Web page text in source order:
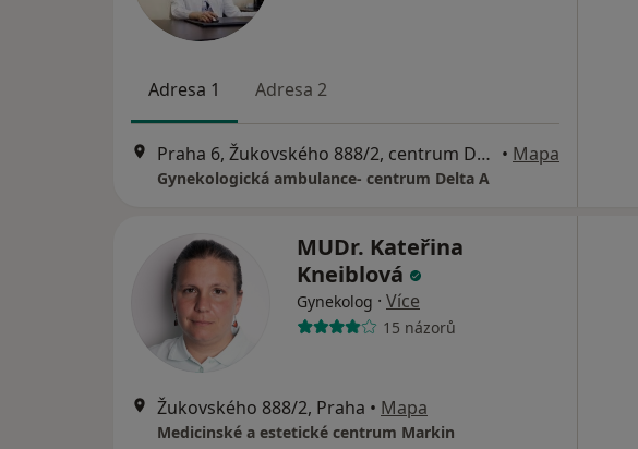
Adresa 1 Adresa 2
Praha 6, Žukovského 888/2, centrum Delta A, 5.patro, Praha • Mapa
Gynekologická ambulance- centrum Delta A
MUDr. Kateřina
Kneiblová
Gynekolog · Více
15 názorů
Žukovského 888/2, Praha • Mapa
Medicinské a estetické centrum Markin